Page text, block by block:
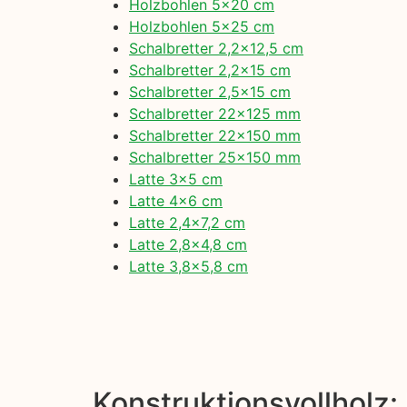
Holzbohlen 5×20 cm
Holzbohlen 5×25 cm
Schalbretter 2,2×12,5 cm
Schalbretter 2,2×15 cm
Schalbretter 2,5×15 cm
Schalbretter 22×125 mm
Schalbretter 22×150 mm
Schalbretter 25×150 mm
Latte 3×5 cm
Latte 4×6 cm
Latte 2,4×7,2 cm
Latte 2,8×4,8 cm
Latte 3,8×5,8 cm